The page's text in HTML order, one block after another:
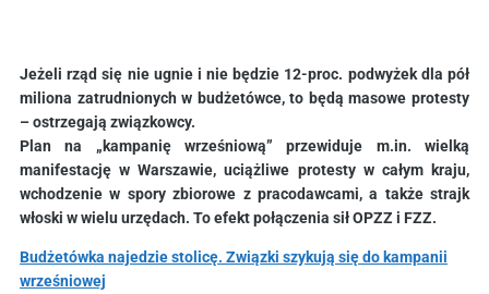
Jeżeli rząd się nie ugnie i nie będzie 12-proc. podwyżek dla pół
miliona zatrudnionych w budżetówce, to będą masowe protesty
– ostrzegają związkowcy.
Plan na „kampanię wrześniową” przewiduje m.in. wielką
manifestację w Warszawie, uciążliwe protesty w całym kraju,
wchodzenie w spory zbiorowe z pracodawcami, a także strajk
włoski w wielu urzędach. To efekt połączenia sił OPZZ i FZZ.
Budżetówka najedzie stolicę. Związki szykują się do kampanii
wrześniowej